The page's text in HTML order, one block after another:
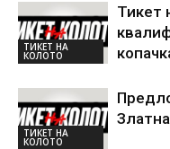
ТИКЕТ НА
КОЛОТО
Тикет
ТИКЕТ НА
КОЛОТО